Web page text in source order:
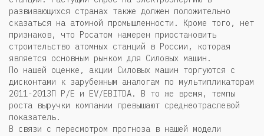
развивающихся странах также должен положительно
сказаться на атомной промышленности. Кроме того, нет
признаков, что Росатом намерен приостановить
строительство атомных станций в России, которая
является основным рынком для Силовых машин.
По нашей оценке, акции Силовых машин торгуются с
дисконтами к зарубежным аналогам по мультипликаторам
2011-2013П P/E и EV/EBITDA. В то же время, темпы
роста выручки компании превышают среднеотраслевой
показатель.
В связи с пересмотром прогноза в нашей модели